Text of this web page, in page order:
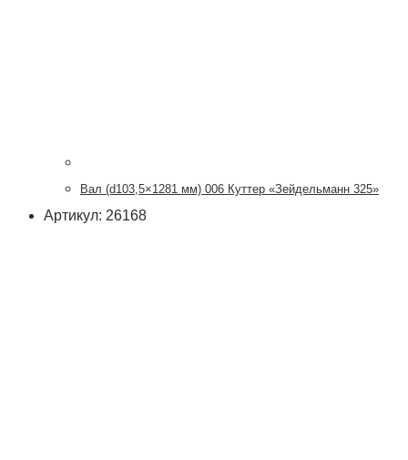
Вал (d103,5×1281 мм) 006 Куттер «Зейдельманн 325»
Артикул: 26168